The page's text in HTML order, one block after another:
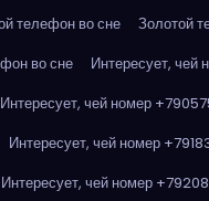
телефон во сне
Золотой
во сне
Интересует,
Интересует, чей номер
Интересует, чей номер
Интересует, чей номер